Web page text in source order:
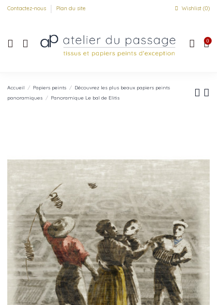
Contactez-nous Plan du site Wishlist (0)
0
Accueil Papiers peints
Découvrez les plus beaux papiers peints
panoramiques
Panoramique Le bal de Elitis